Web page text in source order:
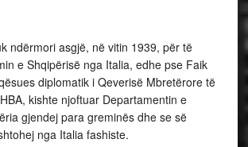
ndërmori asgjë, në vitin 1939, për të
e Shqipërisë nga Italia, edhe pse Faik
diplomatik i Qeverisë Mbretërore të
kishte njoftuar Departamentin e
gjendej para greminës dhe se së
nga Italia fashiste.